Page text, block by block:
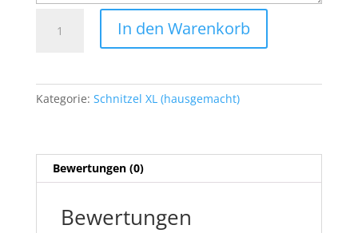
Zwiebel
In den Warenkorb
Kategorie: Schnitzel XL (hausgemacht)
Bewertungen (0)
Bewertungen